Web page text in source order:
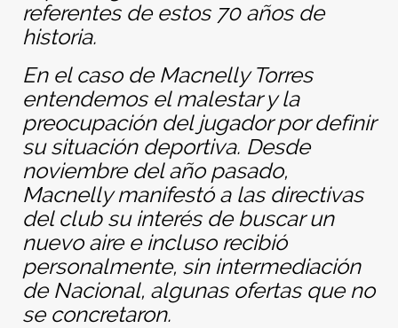
referentes de estos 70 años de
historia.
En el caso de Macnelly Torres
entendemos el malestar y la
preocupación del jugador por definir
su situación deportiva. Desde
noviembre del año pasado,
Macnelly manifestó a las directivas
del club su interés de buscar un
nuevo aire e incluso recibió
personalmente, sin intermediación
de Nacional, algunas ofertas que no
se concretaron.